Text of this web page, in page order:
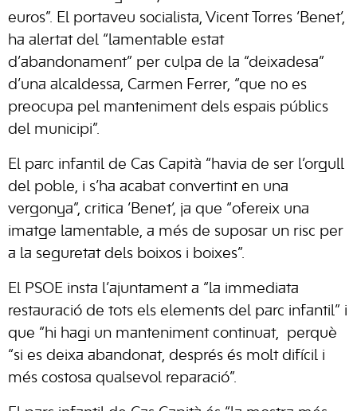
euros”. El portaveu socialista, Vicent Torres ‘Benet’,
ha alertat del “lamentable estat
d’abandonament” per culpa de la “deixadesa”
d’una alcaldessa, Carmen Ferrer, “que no es
preocupa pel manteniment dels espais públics
del municipi”.
El parc infantil de Cas Capità “havia de ser l’orgull
del poble, i s’ha acabat convertint en una
vergonya”, critica ‘Benet’, ja que “ofereix una
imatge lamentable, a més de suposar un risc per
a la seguretat dels boixos i boixes”.
El PSOE insta l’ajuntament a “la immediata
restauració de tots els elements del parc infantil” i
que “hi hagi un manteniment continuat, perquè
“si es deixa abandonat, després és molt difícil i
més costosa qualsevol reparació”.